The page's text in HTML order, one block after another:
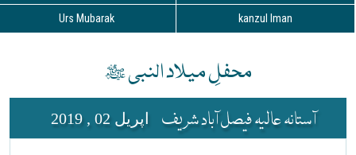
Urs Mubarak kanzul Iman
محفلِ میلاد النبی ﷺ
2019 , 02 اپریل آستانہ عالیہ فیصل آباد شریف